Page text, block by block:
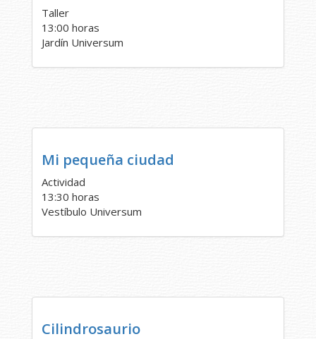
Taller
13:00 horas
Jardín Universum
Mi pequeña ciudad
Actividad
13:30 horas
Vestíbulo Universum
Cilindrosaurio